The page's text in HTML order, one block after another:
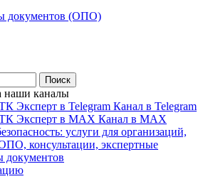
документов (ОПО)
Поиск
наши каналы
Канал в Telegram
Канал в MAX